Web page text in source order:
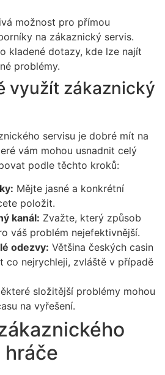
možnost pro přímou
na zákaznický servis.
kladené dotazy, kde lze najít
problémy.
využít zákaznický
servisu je dobré mít na
vám mohou usnadnit celý
podle těchto kroků:
Mějte jasné a konkrétní
položit.
kanál: Zvažte, který způsob
váš problém nejefektivnější.
odezvy: Většina českých casin
co nejrychleji, zvláště v případě
složitější problémy mohou
na vyřešení.